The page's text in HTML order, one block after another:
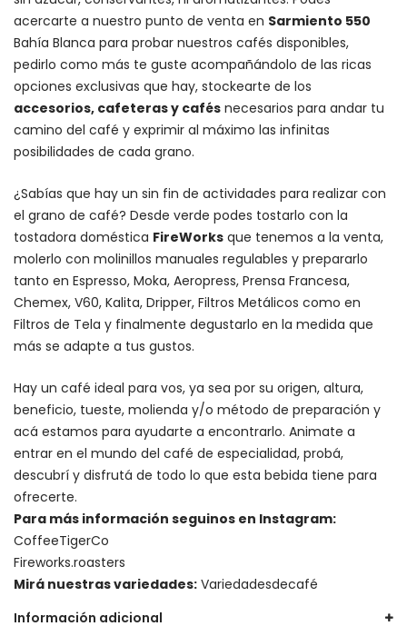
acercarte a nuestro punto de venta en Sarmiento 550
Bahía Blanca para probar nuestros cafés disponibles,
pedirlo como más te guste acompañándolo de las ricas
opciones exclusivas que hay, stockearte de los
accesorios, cafeteras y cafés necesarios para andar tu
camino del café y exprimir al máximo las infinitas
posibilidades de cada grano.
¿Sabías que hay un sin fin de actividades para realizar con
el grano de café? Desde verde podes tostarlo con la
tostadora doméstica FireWorks que tenemos a la venta,
molerlo con molinillos manuales regulables y prepararlo
tanto en Espresso, Moka, Aeropress, Prensa Francesa,
Chemex, V60, Kalita, Dripper, Filtros Metálicos como en
Filtros de Tela y finalmente degustarlo en la medida que
más se adapte a tus gustos.
Hay un café ideal para vos, ya sea por su origen, altura,
beneficio, tueste, molienda y/o método de preparación y
acá estamos para ayudarte a encontrarlo. Animate a
entrar en el mundo del café de especialidad, probá,
descubrí y disfrutá de todo lo que esta bebida tiene para
ofrecerte.
Para más información seguinos en Instagram:
CoffeeTigerCo
Fireworks.roasters
Mirá nuestras variedades: Variedadesdecafé
Información adicional